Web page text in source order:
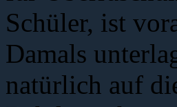
Schüler, ist
Damals
natürlich auf